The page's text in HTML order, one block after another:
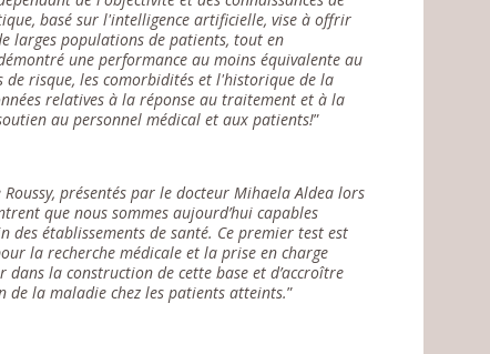
basé sur l'intelligence artificielle, vise à offrir
larges populations de patients, tout en
une performance au moins équivalente au
de risque, les comorbidités et l'historique de la
relatives à la réponse au traitement et à la
au personnel médical et aux patients!”
présentés par le docteur Mihaela Aldea lors
que nous sommes aujourd’hui capables
établissements de santé. Ce premier test est
la recherche médicale et la prise en charge
la construction de cette base et d’accroître
de la maladie chez les patients atteints.”